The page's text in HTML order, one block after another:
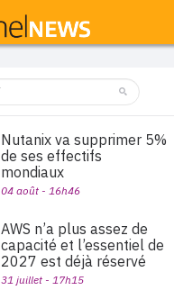
Nutanix va supprimer 5%
de ses effectifs
mondiaux
04 août - 16h46
AWS n’a plus assez de
capacité et l’essentiel de
2027 est déjà réservé
31 juillet - 17h15